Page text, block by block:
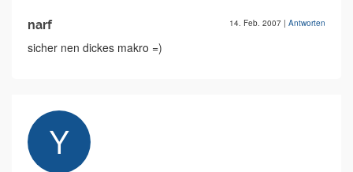
narf 14. Feb. 2007 | Antworten
sicher nen dickes makro =)